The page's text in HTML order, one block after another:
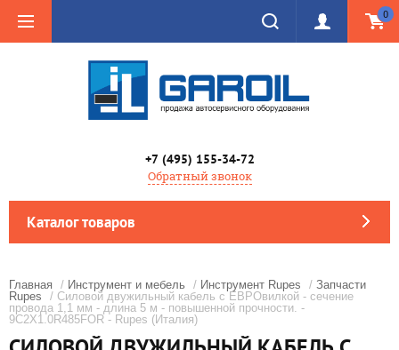
0
+7 (495) 155-34-72
Обратный звонок
Каталог товаров
Главная / Инструмент и мебель / Инструмент Rupes / Запчасти
Rupes
/ Силовой двужильный кабель с ЕВРОвилкой - сечение
провода 1,1 мм - длина 5 м - повышенной прочности. -
9C2X1.0R485FOR - Rupes (Италия)